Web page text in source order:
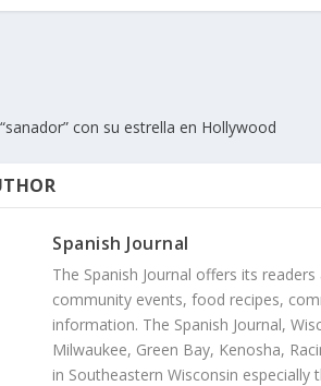
con su estrella en Hollywood
Spanish Journal
The Spanish Journal offers its
community events, food recipes,
information. The Spanish Journal,
Milwaukee, Green Bay, Kenosha,
in Southeastern Wisconsin